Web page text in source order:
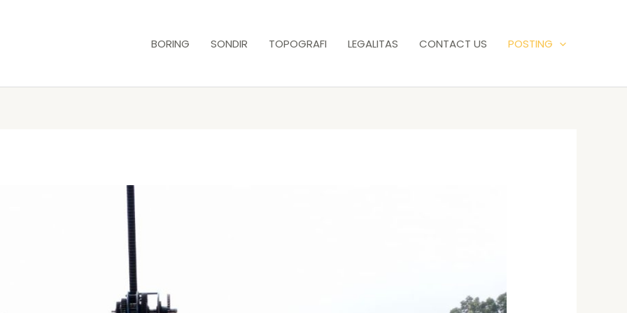
BORING SONDIR TOPOGRAFI LEGALITAS CONTACT US POSTING